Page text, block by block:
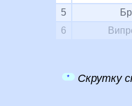
5
6
* Скрутку